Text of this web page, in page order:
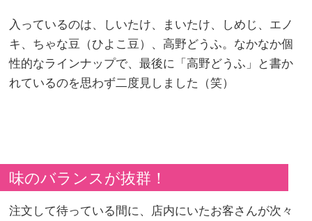
入っているのは、しいたけ、まいたけ、しめじ、エノ
キ、ちゃな豆（ひよこ豆）、高野どうふ。なかなか個
性的なラインナップで、最後に「高野どうふ」と書か
れているのを思わず二度見しました（笑）
味のバランスが抜群！
注文して待っている間に、店内にいたお客さんが次々